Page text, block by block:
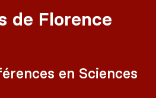
de Florence
en Sciences